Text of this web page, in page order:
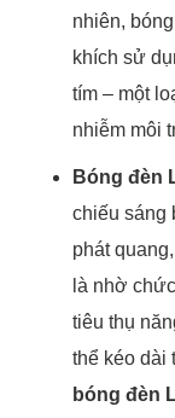
nhiên,
khích sử
tím – một
nhiễm môi
Bóng đèn
chiếu sáng
phát
là nhờ
tiêu thụ
thể kéo dài
bóng đèn